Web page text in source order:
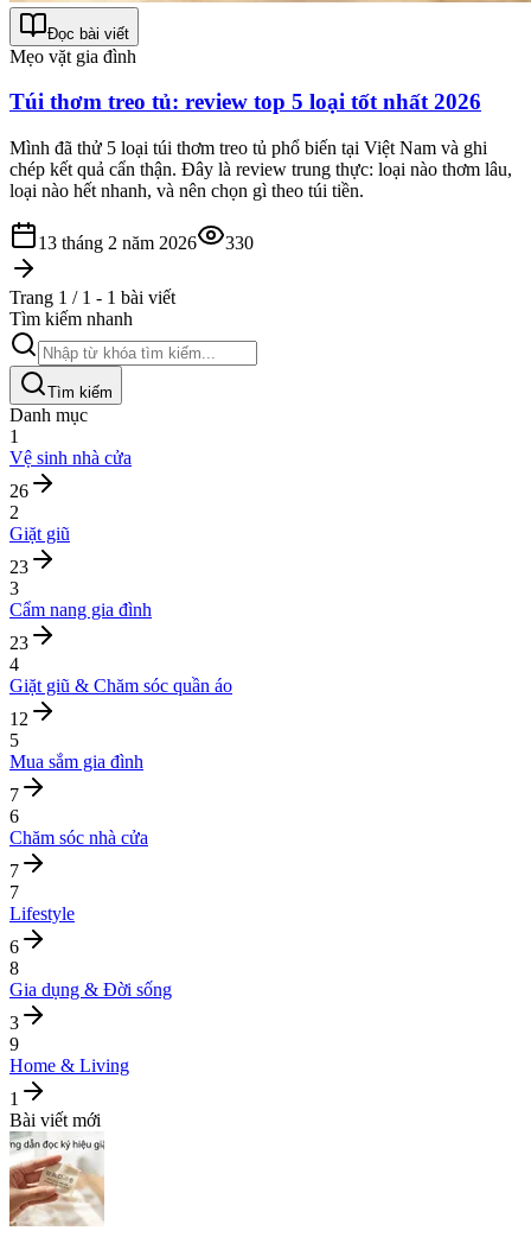
Đọc bài viết
Mẹo vặt gia đình
Túi thơm treo tủ: review top 5 loại tốt nhất 2026
Mình đã thử 5 loại túi thơm treo tủ phổ biến tại Việt Nam và ghi
chép kết quả cẩn thận. Đây là review trung thực: loại nào thơm lâu,
loại nào hết nhanh, và nên chọn gì theo túi tiền.
13 tháng 2 năm 2026 330
Trang 1 / 1 - 1 bài viết
Tìm kiếm nhanh
Tìm kiếm
Danh mục
1
Vệ sinh nhà cửa
26
2
Giặt giũ
23
3
Cẩm nang gia đình
23
4
Giặt giũ & Chăm sóc quần áo
12
5
Mua sắm gia đình
7
6
Chăm sóc nhà cửa
7
7
Lifestyle
6
8
Gia dụng & Đời sống
3
9
Home & Living
1
Bài viết mới